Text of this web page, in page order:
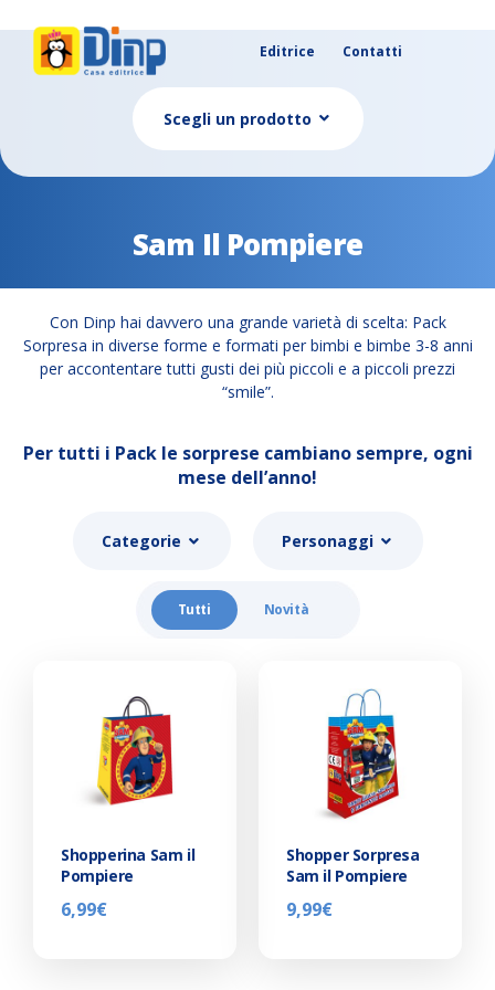
Editrice Contatti
Scegli un prodotto
Sam Il Pompiere
Con Dinp hai davvero una grande varietà di scelta: Pack
Sorpresa in diverse forme e formati per bimbi e bimbe 3-8 anni
per accontentare tutti gusti dei più piccoli e a piccoli prezzi
“smile”.
Per tutti i Pack le sorprese cambiano sempre, ogni
mese dell’anno!
Categorie Personaggi
Tutti Novità
Shopperina Sam il
Pompiere
6,99€
Shopper Sorpresa
Sam il Pompiere
9,99€